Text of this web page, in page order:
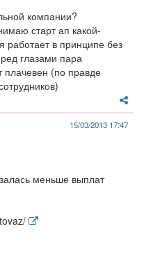
компании?
старт ап какой-
работает в принципе без
глазами пара
плачевен (по правде
15/03/2013 17:47
меньше выплат